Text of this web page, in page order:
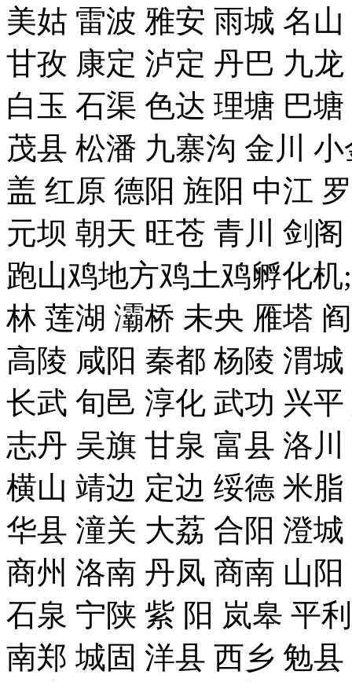
美姑 雷波 雅安 雨城 名
甘孜 康定 泸定 丹巴 九
白玉 石渠 色达 理塘 巴
茂县 松潘 九寨沟 金川
盖 红原 德阳 旌阳 中江
元坝 朝天 旺苍 青川 剑
跑山鸡地方鸡土鸡孵化机
林 莲湖 灞桥 未央 雁塔
高陵 咸阳 秦都 杨陵 渭
长武 旬邑 淳化 武功 兴
志丹 吴旗 甘泉 富县 洛
横山 靖边 定边 绥德 米
华县 潼关 大荔 合阳 澄
商州 洛南 丹凤 商南 山
石泉 宁陕 紫 阳 岚皋 平
南郑 城固 洋县 西乡 勉